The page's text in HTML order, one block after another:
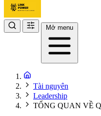
Mở menu
Tài nguyên
Leadership
TỔNG QUAN VỀ